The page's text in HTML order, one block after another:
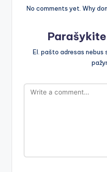
No comments yet. Why
El. pašto adresas nebus